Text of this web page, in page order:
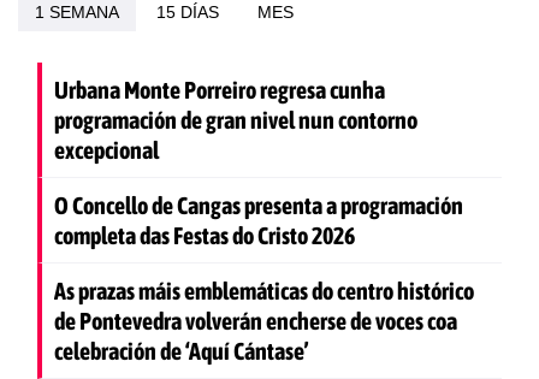
1 SEMANA 15 DÍAS MES
Urbana Monte Porreiro regresa cunha
programación de gran nivel nun contorno
excepcional
O Concello de Cangas presenta a programación
completa das Festas do Cristo 2026
As prazas máis emblemáticas do centro histórico
de Pontevedra volverán encherse de voces coa
celebración de ‘Aquí Cántase’